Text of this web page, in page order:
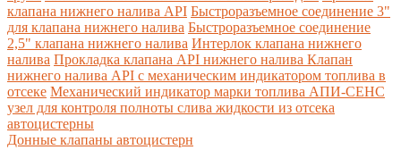
клапана нижнего налива API Быстроразъемное соединение 3"
для клапана нижнего налива Быстроразъемное соединение
2,5" клапана нижнего налива Интерлок клапана нижнего
налива Прокладка клапана API нижнего налива Клапан
нижнего налива API с механическим индикатором топлива в
отсеке Механический индикатор марки топлива АПИ-СЕНС
узел для контроля полноты слива жидкости из отсека
автоцистерны
Донные клапаны автоцистерн